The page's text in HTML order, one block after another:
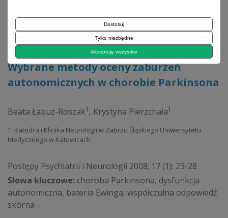
2008, tom 17, zeszyt 1
Artykuł oryginalny
Wybrane metody oceny zaburzeń
autonomicznych w chorobie Parkinsona
Beata Łabuz-Roszak1 , Krystyna Pierzchała1
1. Katedra i Klinika Neurologii w Zabrzu Śląskiego Uniwersytetu
Medycznego w Katowicach
Postępy Psychiatrii i Neurologii 2008; 17 (1): 23-28
Słowa kluczowe: choroba Parkinsona, dysfunkcja
autonomiczna, bateria Ewinga, współczulna odpowiedź
skórna
Dostosuj
Tylko niezbędne
Akceptuję wszystkie